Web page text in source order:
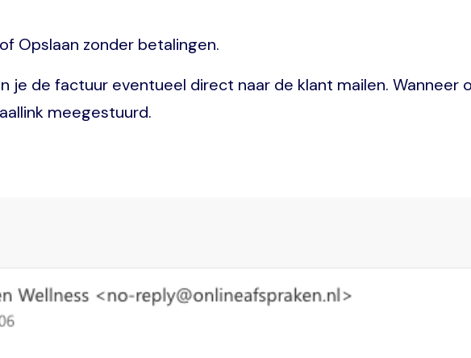
Opslaan zonder betalingen.
je de factuur eventueel direct naar de klant mailen. Wanneer
meegestuurd.